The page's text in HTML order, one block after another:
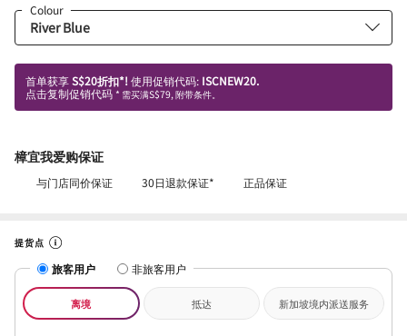
Colour
首单获享S$20折扣*! 使用促销代码: ISCNEW20.
点击复制促销代码 * 需买满S$79, 附带条件。
樟宜我爱购保证
与门店同价保证 30日退款保证* 正品保证
提货点
旅客用户 非旅客用户
离境 抵达 新加坡境内派送服务